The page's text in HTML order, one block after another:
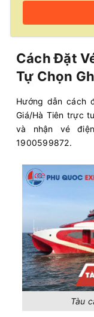
Cách Đặt
Tự Chọn
Hướng dẫn cách
Giá/Hà Tiên trực
và nhận vé
1900599872.
Tàu